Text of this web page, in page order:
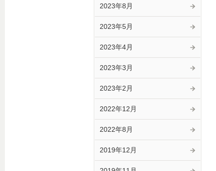
2023年8月
2023年5月
2023年4月
2023年3月
2023年2月
2022年12月
2022年8月
2019年12月